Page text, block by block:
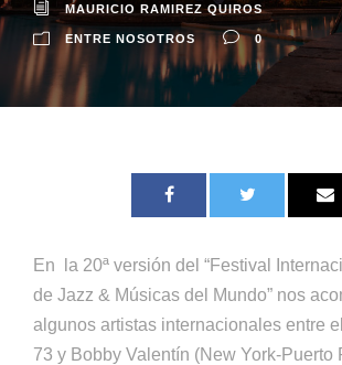
MAURICIO RAMIREZ QUIROS
ENTRE NOSOTROS 0
En la 20ª versión del “Festival
de Jazz & Músicas del Mundo” nos
algunos artistas internacionales entre
73 y Bobby Valentín (New York-Puerto